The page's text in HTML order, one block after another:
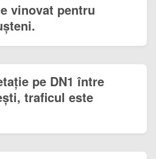
vinovat pentru
pe DN1 între
traficul este